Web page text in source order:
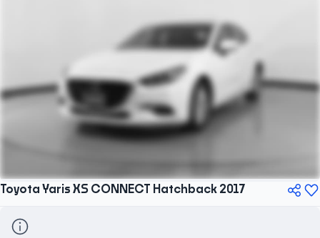
Toyota Yaris XS CONNECT Hatchback 2017